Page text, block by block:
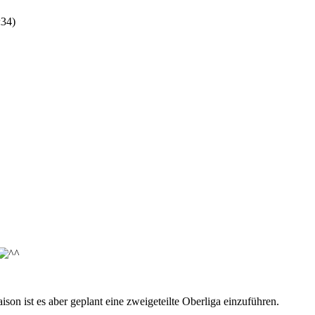
)
ist es aber geplant eine zweigeteilte Oberliga einzuführen.